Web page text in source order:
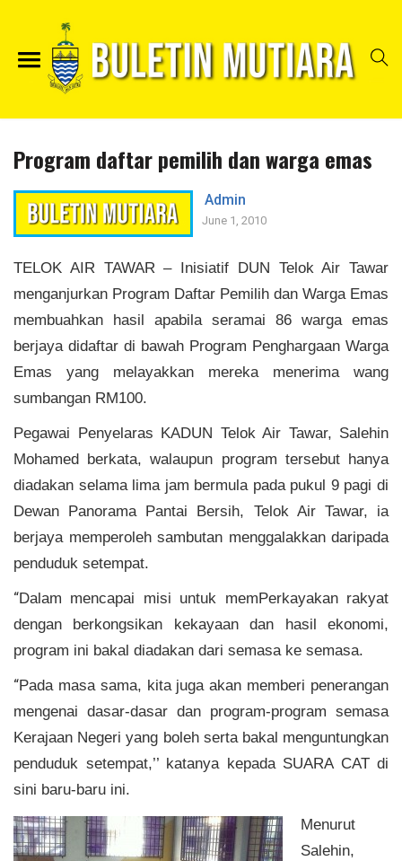
Program daftar pemilih dan warga emas
Admin
June 1, 2010
TELOK AIR TAWAR– Inisiatif DUN Telok Air Tawar
menganjurkan Program Daftar Pemilih dan Warga Emas
membuahkan hasil apabila seramai 86 warga emas
berjaya didaftar di bawah Program Penghargaan Warga
Emas yang melayakkan mereka menerima wang
sumbangan RM100.
Pegawai Penyelaras KADUN Telok Air Tawar, Salehin
Mohamed berkata, walaupun program tersebut hanya
diadakan selama lima jam bermula pada pukul 9 pagi di
Dewan Panorama Pantai Bersih, Telok Air Tawar, ia
berjaya memperoleh sambutan menggalakkan daripada
penduduk setempat.
“Dalam mencapai misi untuk memPerkayakan rakyat
dengan berkongsikan kekayaan dan hasil ekonomi,
program ini bakal diadakan dari semasa ke semasa.
“Pada masa sama, kita juga akan memberi penerangan
mengenai dasar-dasar dan program-program semasa
Kerajaan Negeri yang boleh serta bakal menguntungkan
penduduk setempat,’’ katanya kepada SUARA CAT di
sini baru-baru ini.
Menurut
Salehin,